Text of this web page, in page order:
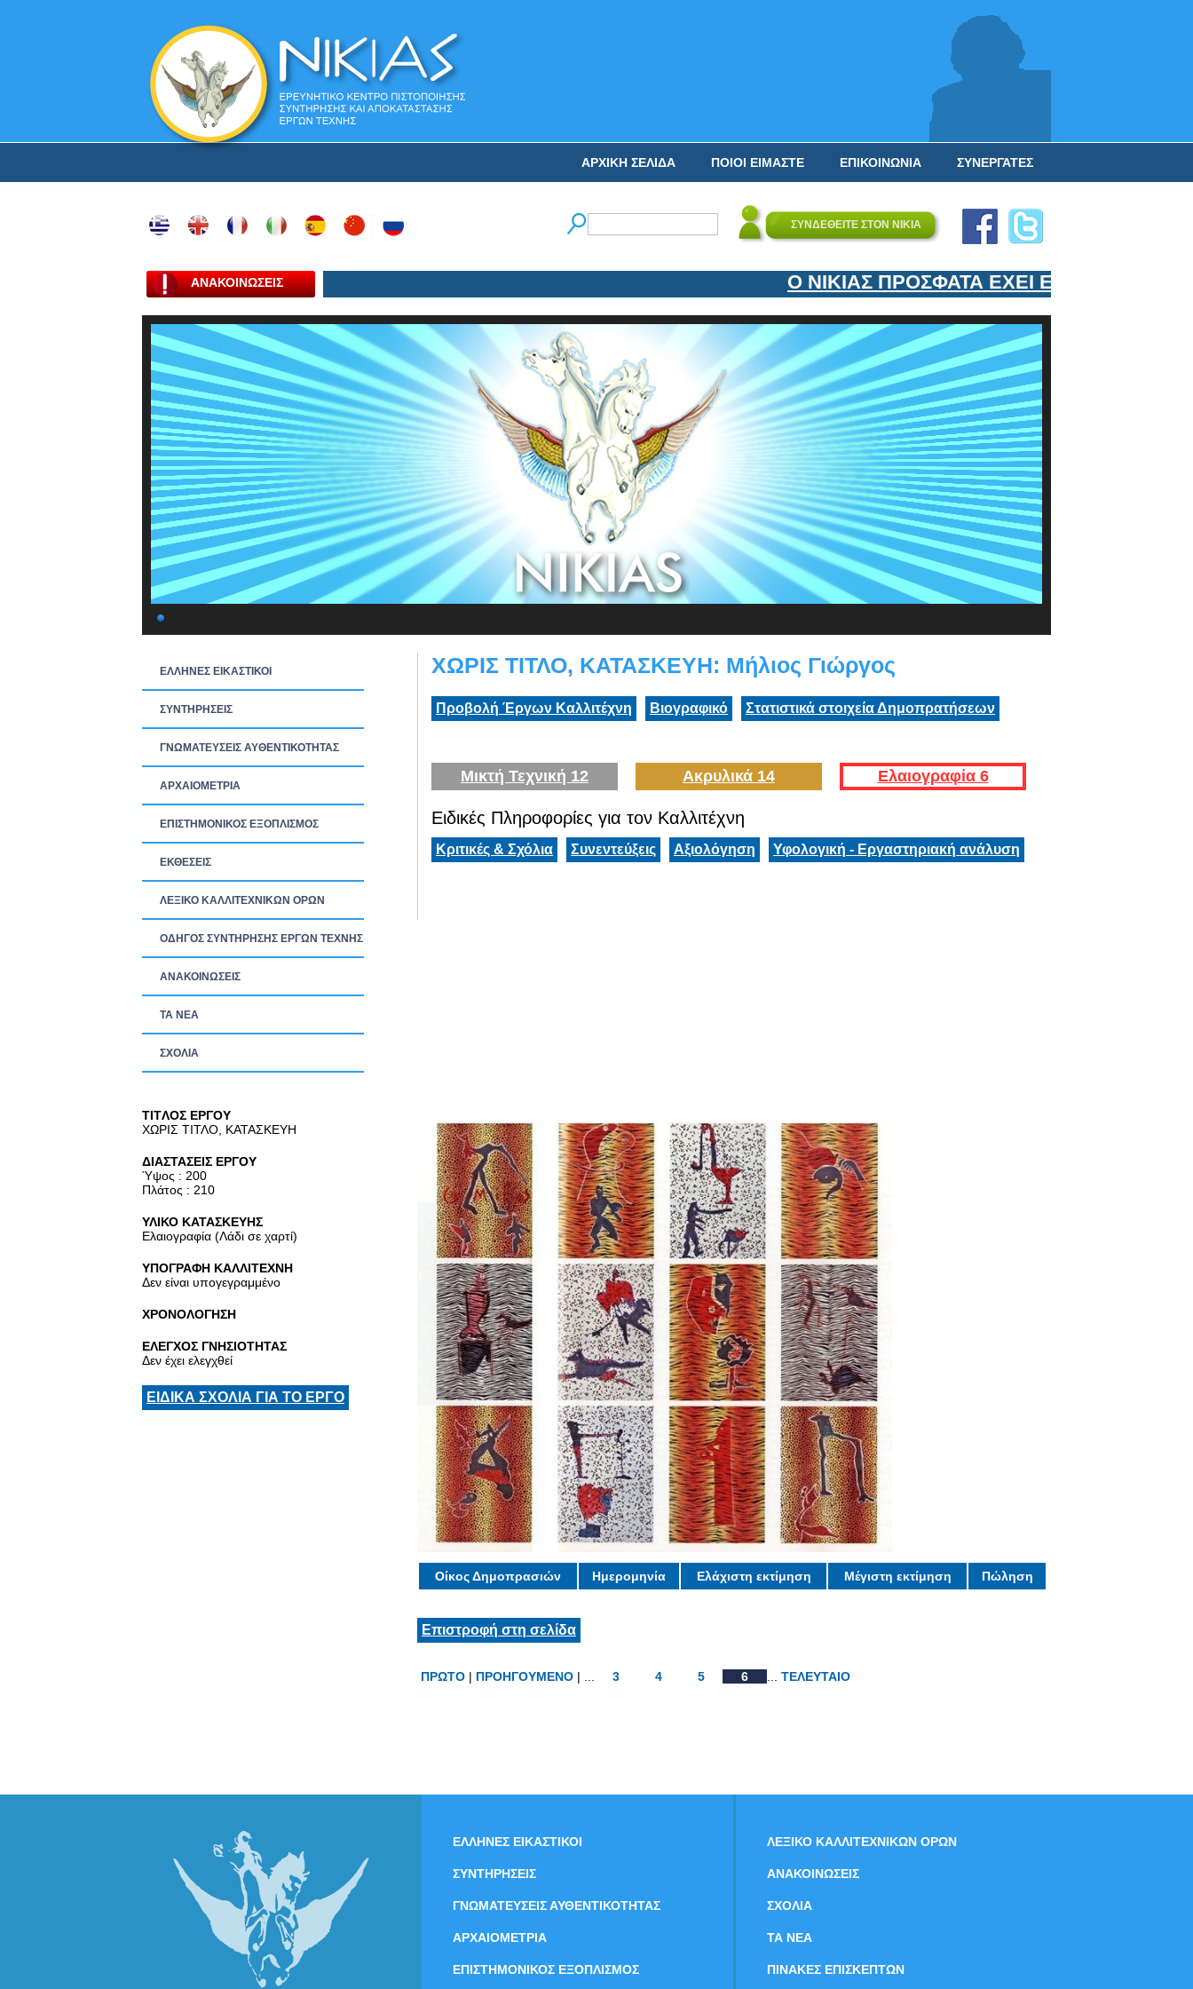
ΣΥΝΕΡΓΑΤΕΣ
ΕΠΙΚΟΙΝΩΝΙΑ
ΠΟΙΟΙ ΕΙΜΑΣΤΕ
ΑΡΧΙΚΗ ΣΕΛΙΔΑ
ΣΥΝΔΕΘΕΙΤΕ ΣΤΟΝ ΝΙΚΙΑ
ΑΝΑΚΟΙΝΩΣΕΙΣ Ο ΝΙΚΙΑΣ ΠΡΟΣΦΑΤΑ ΕΧΕΙ ΕΝΤΑΞΕΙ ΣΤΟΝ
ΕΛΛΗΝΕΣ ΕΙΚΑΣΤΙΚΟΙ
ΣΥΝΤΗΡΗΣΕΙΣ
ΓΝΩΜΑΤΕΥΣΕΙΣ ΑΥΘΕΝΤΙΚΟΤΗΤΑΣ
ΑΡΧΑΙΟΜΕΤΡΙΑ
ΕΠΙΣΤΗΜΟΝΙΚΟΣ ΕΞΟΠΛΙΣΜΟΣ
ΕΚΘΕΣΕΙΣ
ΛΕΞΙΚΟ ΚΑΛΛΙΤΕΧΝΙΚΩΝ ΟΡΩΝ
ΟΔΗΓΟΣ ΣΥΝΤΗΡΗΣΗΣ ΕΡΓΩΝ ΤΕΧΝΗΣ
ΑΝΑΚΟΙΝΩΣΕΙΣ
ΤΑ ΝEΑ
ΣΧΟΛΙΑ
ΧΩΡΙΣ ΤΙΤΛΟ, ΚΑΤΑΣΚΕΥΗ: Μήλιος Γιώργος
Προβολή Έργων Καλλιτέχνη Βιογραφικό Στατιστικά στοιχεία Δημοπρατήσεων
Μικτή Τεχνική 12 Ακρυλικά 14 Ελαιογραφία 6
Ειδικές Πληροφορίες για τον Καλλιτέχνη
Κριτικές & Σχόλια Συνεντεύξεις Αξιολόγηση Υφολογική - Εργαστηριακή ανάλυση
TITΛΟΣ ΕΡΓΟΥ
ΧΩΡΙΣ ΤΙΤΛΟ, ΚΑΤΑΣΚΕΥΗ
ΔΙΑΣΤΑΣΕΙΣ ΕΡΓΟΥ
Ύψος : 200
Πλάτος : 210
ΥΛΙΚΟ ΚΑΤΑΣΚΕΥΗΣ
Ελαιογραφία (Λάδι σε χαρτί)
ΥΠΟΓΡΑΦΗ ΚΑΛΛΙΤΕΧΝΗ
Δεν είναι υπογεγραμμένο
ΧΡΟΝΟΛΟΓΗΣΗ
ΕΛΕΓΧΟΣ ΓΝΗΣΙΟΤΗΤΑΣ
Δεν έχει ελεγχθεί
ΕΙΔΙΚΑ ΣΧΟΛΙΑ ΓΙΑ ΤΟ ΕΡΓΟ
Οίκος Δημοπρασιών Ημερομηνία Ελάχιστη εκτίμηση Μέγιστη εκτίμηση Πώληση
Επιστροφή στη σελίδα
ΠΡΩΤΟ | ΠΡΟΗΓΟΥΜΕΝΟ | ... 3 4 5 6 ΤΕΛΕΥΤΑΙΟ
ΕΛΛΗΝΕΣ ΕΙΚΑΣΤΙΚΟΙ
ΣΥΝΤΗΡΗΣΕΙΣ
ΓΝΩΜΑΤΕΥΣΕΙΣ ΑΥΘΕΝΤΙΚΟΤΗΤΑΣ
ΑΡΧΑΙΟΜΕΤΡΙΑ
ΕΠΙΣΤΗΜΟΝΙΚΟΣ ΕΞΟΠΛΙΣΜΟΣ
ΛΕΞΙΚΟ ΚΑΛΛΙΤΕΧΝΙΚΩΝ ΟΡΩΝ
ΑΝΑΚΟΙΝΩΣΕΙΣ
ΣΧΟΛΙΑ
ΤΑ ΝEΑ
ΠΙΝΑΚΕΣ ΕΠΙΣΚΕΠΤΩΝ